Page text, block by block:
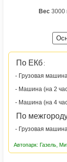
Вес3000
По ЕКб :
- Грузовая
- Машина (на 2
- Машина (на 4
По
- Грузовая
Автопарк: Газель,